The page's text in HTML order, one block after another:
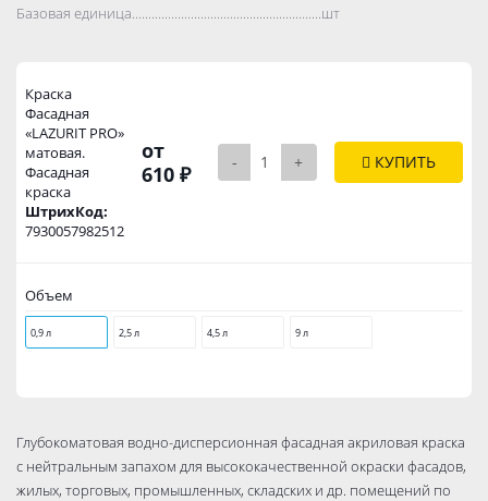
Базовая единица..................................................................................
шт
Краска
Фасадная
«LAZURIT PRO»
матовая.
Фасадная
краска
ШтрихКод:
7930057982512
от
610 ₽
- + КУПИТЬ
Объем
0,9 л 2,5 л 4,5 л 9 л
Глубокоматовая водно-дисперсионная фасадная акриловая краска
с нейтральным запахом для высококачественной окраски фасадов,
жилых, торговых, промышленных, складских и др. помещений по